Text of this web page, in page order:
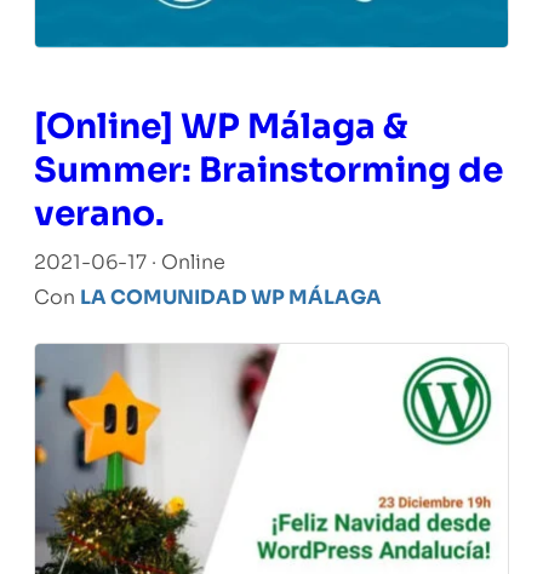
[Online] WP Málaga &
Summer: Brainstorming de
verano.
2021-06-17 · Online
Con LA COMUNIDAD WP MÁLAGA